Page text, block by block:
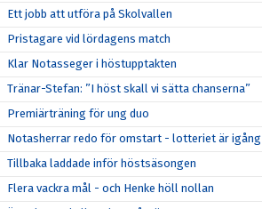
Ett jobb att utföra på Skolvallen
Pristagare vid lördagens match
Klar Notasseger i höstupptakten
Tränar-Stefan: ”I höst skall vi sätta chanserna”
Premiärträning för ung duo
Notasherrar redo för omstart - lotteriet är igång
Tillbaka laddade inför höstsäsongen
Flera vackra mål - och Henke höll nollan